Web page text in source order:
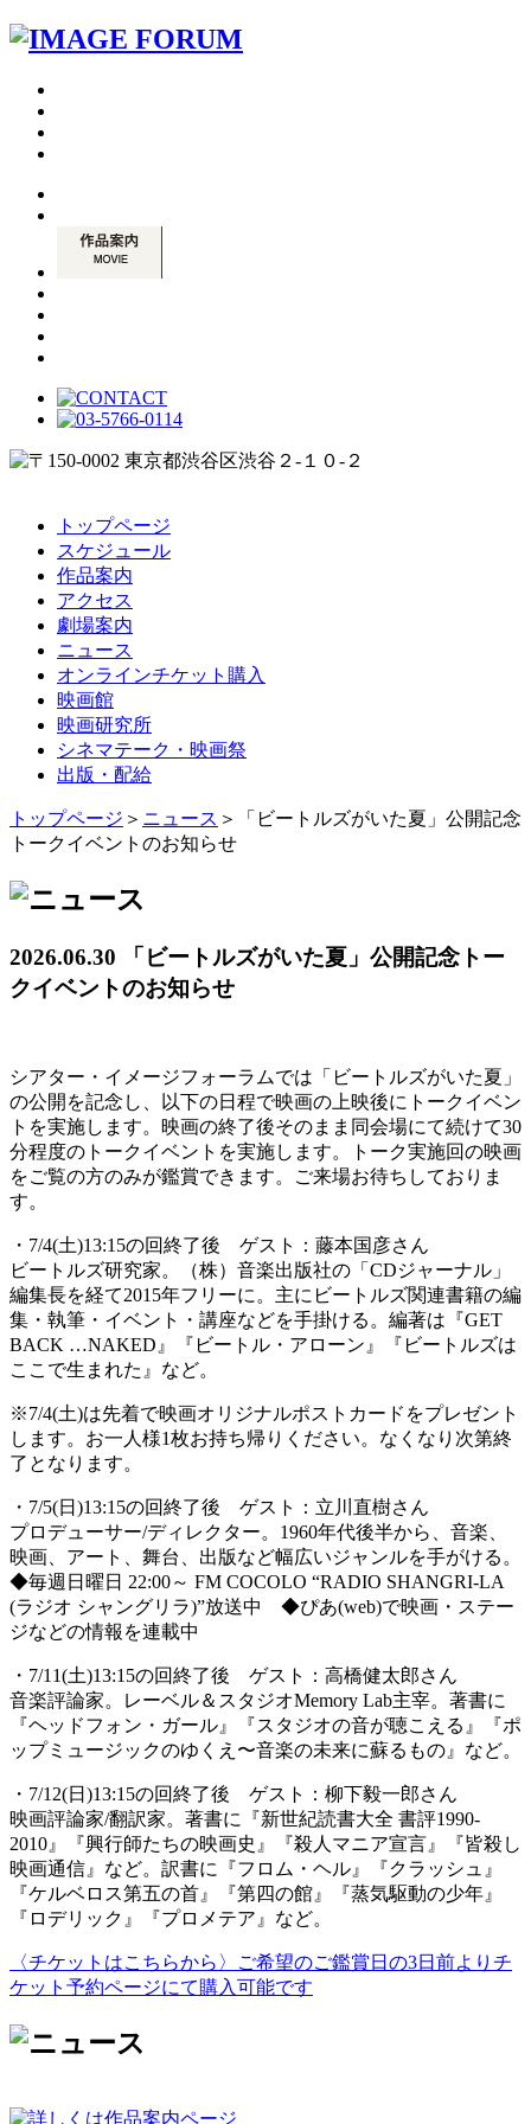
トップページ
スケジュール
作品案内
アクセス
劇場案内
ニュース
オンラインチケット購入
映画館
映画研究所
シネマテーク・映画祭
出版・配給
トップページ ＞ ニュース ＞「ビートルズがいた夏」公開記念
トークイベントのお知らせ
2026.06.30 「ビートルズがいた夏」公開記念トー
クイベントのお知らせ
シアター・イメージフォーラムでは「ビートルズがいた夏」
の公開を記念し、以下の日程で映画の上映後にトークイベン
トを実施します。映画の終了後そのまま同会場にて続けて30
分程度のトークイベントを実施します。トーク実施回の映画
をご覧の方のみが鑑賞できます。ご来場お待ちしておりま
す。
・7/4(土)13:15の回終了後 ゲスト：藤本国彦さん
ビートルズ研究家。（株）音楽出版社の「CDジャーナル」
編集長を経て2015年フリーに。主にビートルズ関連書籍の編
集・執筆・イベント・講座などを手掛ける。編著は『GET
BACK …NAKED』『ビートル・アローン』『ビートルズは
ここで生まれた』など。
※7/4(土)は先着で映画オリジナルポストカードをプレゼント
します。お一人様1枚お持ち帰りください。なくなり次第終
了となります。
・7/5(日)13:15の回終了後 ゲスト：立川直樹さん
プロデューサー/ディレクター。1960年代後半から、音楽、
映画、アート、舞台、出版など幅広いジャンルを手がける。
◆毎週日曜日 22:00～ FM COCOLO “RADIO SHANGRI-LA
(ラジオ シャングリラ)”放送中 ◆ぴあ(web)で映画・ステー
ジなどの情報を連載中
・7/11(土)13:15の回終了後 ゲスト：高橋健太郎さん
音楽評論家。レーベル＆スタジオMemory Lab主宰。著書に
『ヘッドフォン・ガール』『スタジオの音が聴こえる』『ポ
ップミュージックのゆくえ〜音楽の未来に蘇るもの』など。
・7/12(日)13:15の回終了後 ゲスト：柳下毅一郎さん
映画評論家/翻訳家。著書に『新世紀読書大全 書評1990-
2010』『興行師たちの映画史』『殺人マニア宣言』『皆殺し
映画通信』など。訳書に『フロム・ヘル』『クラッシュ』
『ケルベロス第五の首』『第四の館』『蒸気駆動の少年』
『ロデリック』『プロメテア』など。
〈チケットはこちらから〉ご希望のご鑑賞日の3日前よりチ
ケット予約ページにて購入可能です